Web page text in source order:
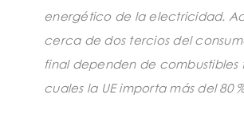
energético de la electricidad.
cerca de dos tercios del
final dependen de combustibles
cuales la UE importa más del 80